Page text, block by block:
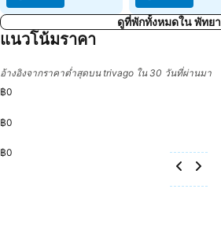
ดูที่พักทั้งหมดใน พัทยา
แนวโน้มราคา
อ้างอิงจากราคาต่ำสุดบน trivago ใน 30 วันที่ผ่านมา
฿0
฿0
฿0